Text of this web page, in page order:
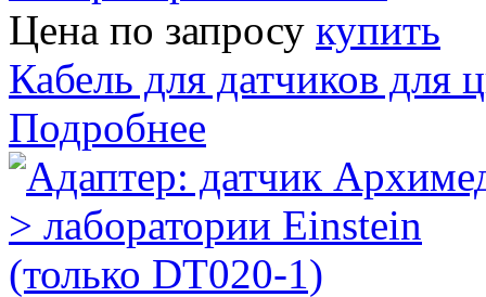
Цена по запросу купить
Кабель для датчиков для
Подробнее